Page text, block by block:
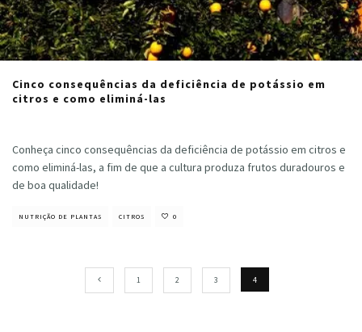
Cinco consequências da deficiência de potássio em
citros e como eliminá-las
Conheça cinco consequências da deficiência de potássio em citros e
como eliminá-las, a fim de que a cultura produza frutos duradouros e
de boa qualidade!
NUTRIÇÃO DE PLANTAS CITROS 0
1 2 3 4